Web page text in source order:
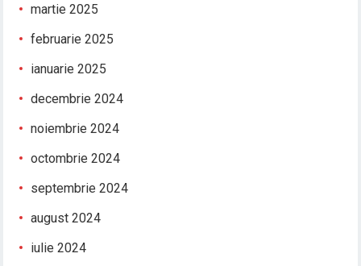
martie 2025
februarie 2025
ianuarie 2025
decembrie 2024
noiembrie 2024
octombrie 2024
septembrie 2024
august 2024
iulie 2024